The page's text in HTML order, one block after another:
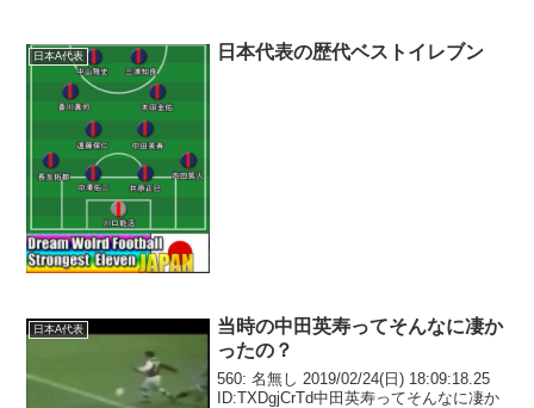
日本A代表 日本代表の歴代ベストイレブン
日本A代表
当時の中田英寿ってそんなに凄か
ったの？
560: 名無し 2019/02/24(日) 18:09:18.25
ID:TXDgjCrTd中田英寿ってそんなに凄か